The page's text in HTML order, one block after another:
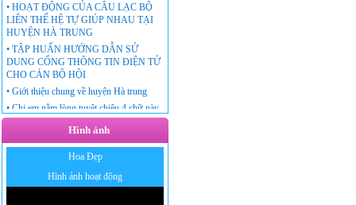
• HOẠT ĐỘNG CỦA CÂU LẠC BỘ
LIÊN THẾ HỆ TỰ GIÚP NHAU TẠI
HUYỆN HÀ TRUNG
• TẬP HUẤN HƯỚNG DẪN SỬ
DUNG CỔNG THÔNG TIN ĐIỆN TỬ
CHO CÁN BỘ HỘI
• Giới thiệu chung về huyện Hà trung
• Chị em nằm lòng tuyệt chiêu 4 chữ này
thì chồng gia trưởng, độc đoán đến đâu
cũng phải ngả mũ kính phục vợ!
Hình ảnh
Hoa Đẹp
Hình ảnh hoạt động